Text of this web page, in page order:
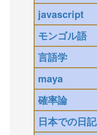
javascript
モンゴル語
言語学
maya
確率論
日本での日記